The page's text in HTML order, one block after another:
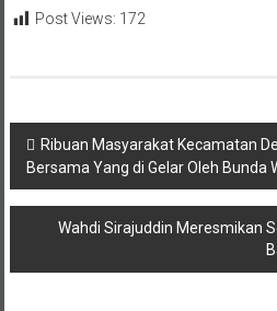
Post Views: 172
Navigasi
pos
Ribuan Masyarakat Kecamatan
Bersama Yang di Gelar Oleh Bunda
Wahdi Sirajuddin Meresmikan